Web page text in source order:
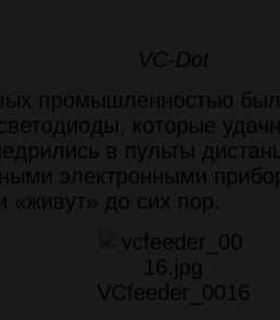
VC-Dot
промышленностью
которые
в пульты
электронными
«живут» до сих пор.
VCfeeder_0016